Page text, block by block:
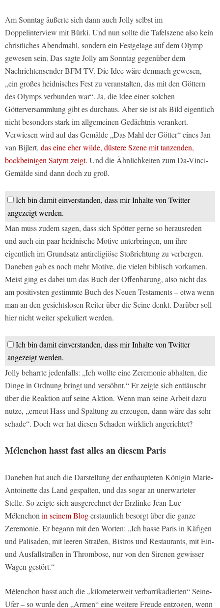
Am Sonntag äußerte sich dann auch Jolly selbst im
Doppelinterview mit Bürki. Und nun sollte die Tafelszene also kein
christliches Abendmahl, sondern ein Festgelage auf dem Olymp
gewesen sein. Das sagte Jolly am Sonntag gegenüber dem
Nachrichtensender BFM TV. Die Idee wäre demnach gewesen,
„ein großes heidnisches Fest zu veranstalten, das mit den Göttern
des Olymps verbunden war“. Ja, die Idee einer solchen
Götterversammlung gibt es durchaus. Aber sie ist als Bild eigentlich
nicht besonders stark im allgemeinen Gedächtnis verankert.
Verwiesen wird auf das Gemälde „Das Mahl der Götter“ eines Jan
van Bijlert, das eine eher wilde, düstere Szene mit tanzenden,
bockbeinigen Satyrn zeigt. Und die Ähnlichkeiten zum Da-Vinci-
Gemälde sind dann doch zu groß.
Ich bin damit einverstanden, dass mir Inhalte von Twitter
angezeigt werden.
Man muss zudem sagen, dass sich Spötter gerne so herausreden
und auch ein paar heidnische Motive unterbringen, um ihre
eigentlich im Grundsatz antireligiöse Stoßrichtung zu verbergen.
Daneben gab es noch mehr Motive, die vielen biblisch vorkamen.
Meist ging es dabei um das Buch der Offenbarung, also nicht das
am positivsten gestimmte Buch des Neuen Testaments – etwa wenn
man an den gesichtslosen Reiter über die Seine denkt. Darüber soll
hier nicht weiter spekuliert werden.
Ich bin damit einverstanden, dass mir Inhalte von Twitter
angezeigt werden.
Jolly beharrte jedenfalls: „Ich wollte eine Zeremonie abhalten, die
Dinge in Ordnung bringt und versöhnt.“ Er zeigte sich enttäuscht
über die Reaktion auf seine Aktion. Wenn man seine Arbeit dazu
nutze, „erneut Hass und Spaltung zu erzeugen, dann wäre das sehr
schade“. Doch wer hat diesen Schaden wirklich angerichtet?
Mélenchon hasst fast alles an diesem Paris
Daneben hat auch die Darstellung der enthaupteten Königin Marie-
Antoinette das Land gespalten, und das sogar an unerwarteter
Stelle. So zeigte sich ausgerechnet der Erzlinke Jean-Luc
Mélenchon in seinem Blogerstaunlich besorgt über die ganze
Zeremonie. Er begann mit den Worten: „Ich hasse Paris in Käfigen
und Palisaden, mit leeren Straßen, Bistros und Restaurants, mit Ein-
und Ausfallstraßen in Thrombose, nur von den Sirenen gewisser
Wagen gestört.“
Mélenchon hasst auch die „kilometerweit verbarrikadierten“ Seine-
Ufer – so wurde den „Armen“ eine weitere Freude entzogen, wenn